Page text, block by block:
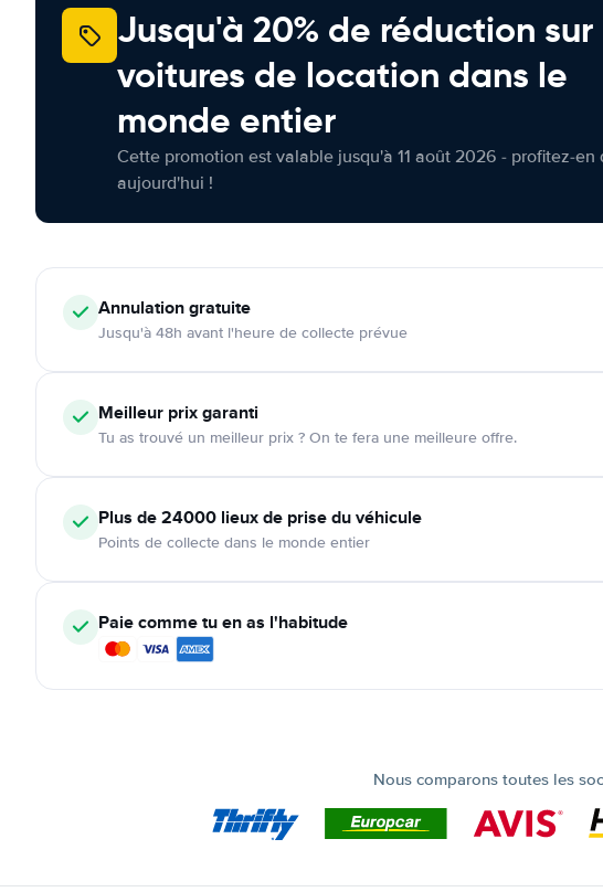
Jusqu'à 20% de réduction sur
voitures de location dans le
monde entier
Cette promotion est valable jusqu'à 11 août 2026 - profitez-en
aujourd'hui !
Annulationgratuite
Jusqu'à 48h avant l'heure de collecte prévue
Meilleur prix garanti
Tu as trouvé un meilleur prix ? On te fera une meilleure offre.
Plus de 24000 lieux de prise du véhicule
Points de collecte dans le monde entier
Paie comme tu en as l'habitude
Nous comparons toutes les